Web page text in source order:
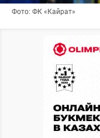
Фото: ФК «Кайрат»